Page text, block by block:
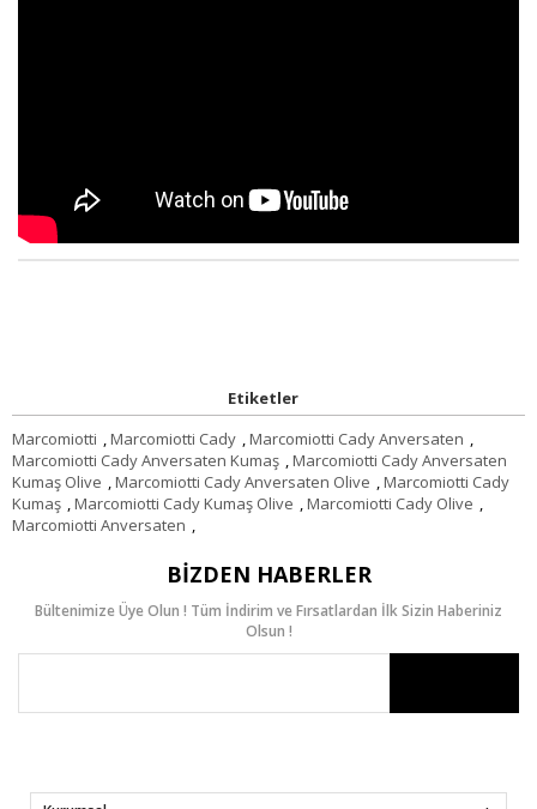
Etiketler
Marcomiotti ,Marcomiotti Cady ,Marcomiotti Cady Anversaten ,
Marcomiotti Cady Anversaten Kumaş ,Marcomiotti Cady Anversaten
Kumaş Olive ,Marcomiotti Cady Anversaten Olive ,Marcomiotti Cady
Kumaş ,Marcomiotti Cady Kumaş Olive ,Marcomiotti Cady Olive ,
Marcomiotti Anversaten ,
BIZDEN HABERLER
Bültenimize Üye Olun ! Tüm İndirim ve Fırsatlardan İlk Sizin Haberiniz
Olsun !